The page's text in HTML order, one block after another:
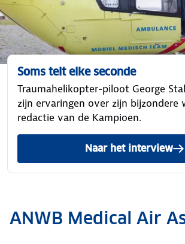
Soms telt elke seconde
Traumahelikopter-piloot George
zijn ervaringen over zijn bijzondere
redactie van de Kampioen.
Naar het interview
ANWB Medical Air